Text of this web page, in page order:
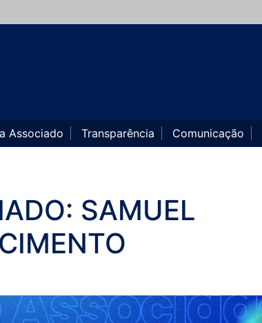
Associado Transparência Comunicação
SAMUEL